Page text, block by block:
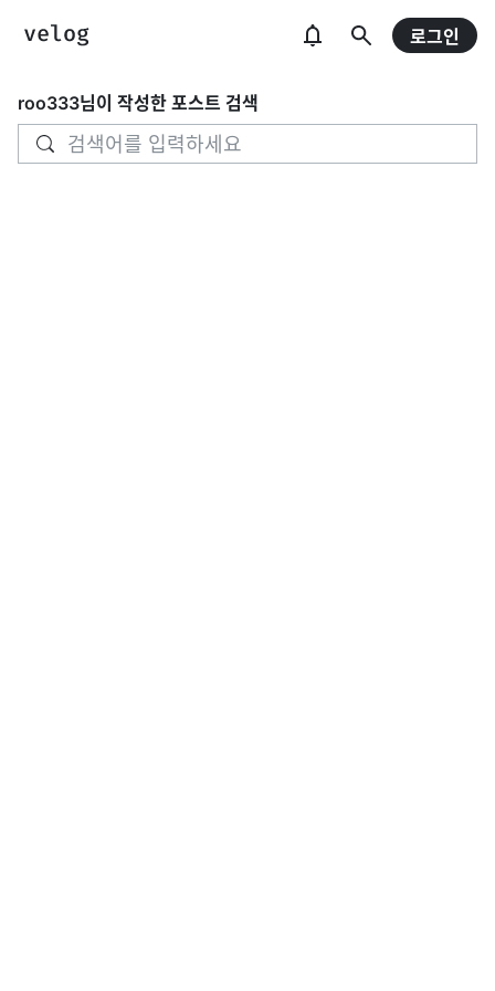
로그인
roo333님이 작성한 포스트 검색